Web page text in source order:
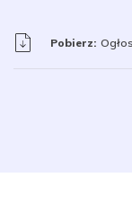
Pobierz: